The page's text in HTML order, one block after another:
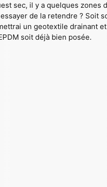
sec, il y a quelques
de la retendre ? Soit
un geotextile drainant
soit déjà bien posée.